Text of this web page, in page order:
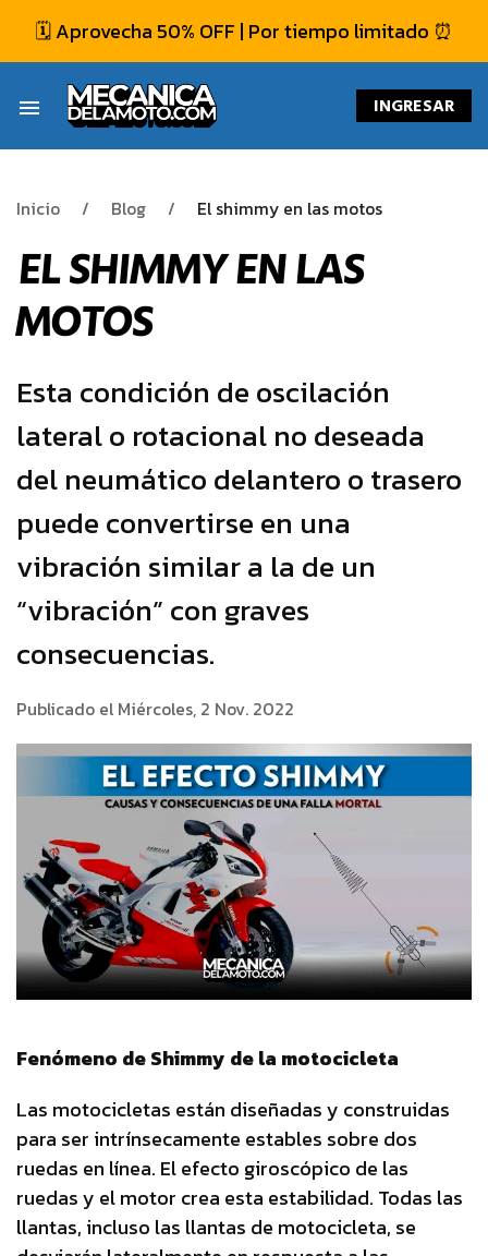
🗓️ Aprovecha 50% OFF | Por tiempo limitado ⏰
menu INGRESAR
Inicio Blog El shimmy en las motos
EL SHIMMY EN LAS
MOTOS
Esta condición de oscilación
lateral o rotacional no deseada
del neumático delantero o trasero
puede convertirse en una
vibración similar a la de un
“vibración” con graves
consecuencias.
Publicado el Miércoles, 2 Nov. 2022
Fenómeno de Shimmy de la motocicleta
Las motocicletas están diseñadas y construidas
para ser intrínsecamente estables sobre dos
ruedas en línea. El efecto giroscópico de las
ruedas y el motor crea esta estabilidad. Todas las
llantas, incluso las llantas de motocicleta, se